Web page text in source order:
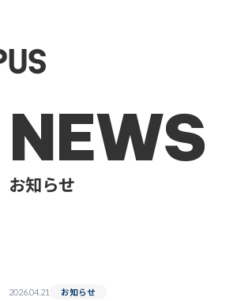
NEWS
お知らせ
2026.04.21 お知らせ